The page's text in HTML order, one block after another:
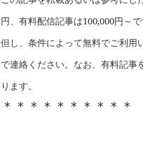
円、有料配信記事は100,000円～
但し、条件によって無料でご利用
で連絡ください。なお、有料記事
ります。
＊＊＊＊＊＊＊＊＊＊